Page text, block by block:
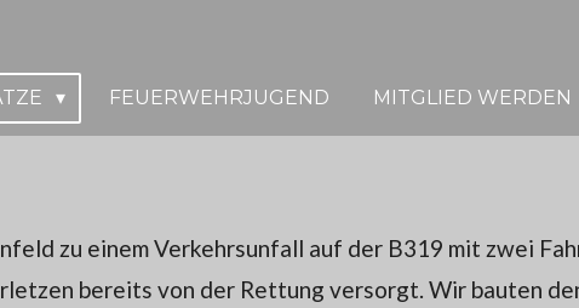
FEUERWEHRJUGEND MITGLIED WERDEN
zu einem Verkehrsunfall auf der B319 mit zwei
bereits von der Rettung versorgt. Wir bauten